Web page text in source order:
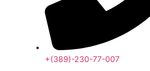
+(389)-230-77-007